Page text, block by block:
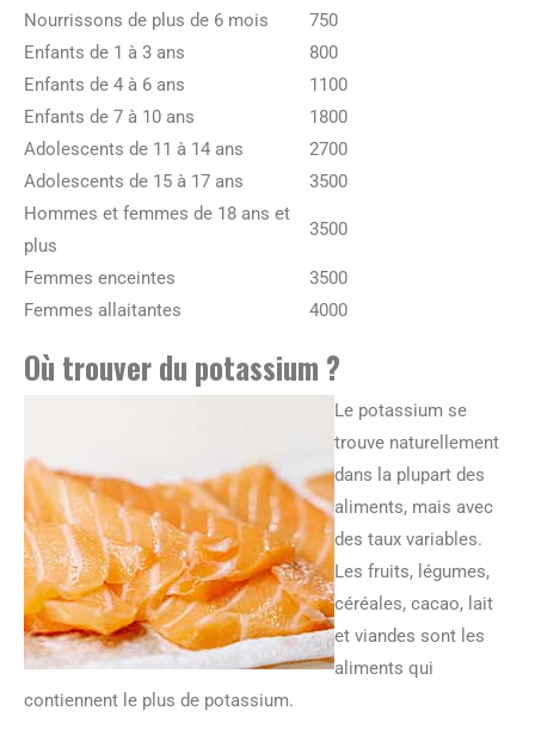
Nourrissons de plus de 6 mois
750
Enfants de 1 à 3 ans
800
Enfants de 4 à 6 ans
1100
Enfants de 7 à 10 ans
1800
Adolescents de 11 à 14 ans
2700
Adolescents de 15 à 17 ans
3500
Hommes et femmes de 18 ans et
plus
3500
Femmes enceintes
3500
Femmes allaitantes
4000
Où trouver du potassium ?
Le potassium se
trouve naturellement
dans la plupart des
aliments, mais avec
des taux variables.
Les fruits, légumes,
céréales, cacao, lait
et viandes sont les
aliments qui
contiennent le plus de potassium.